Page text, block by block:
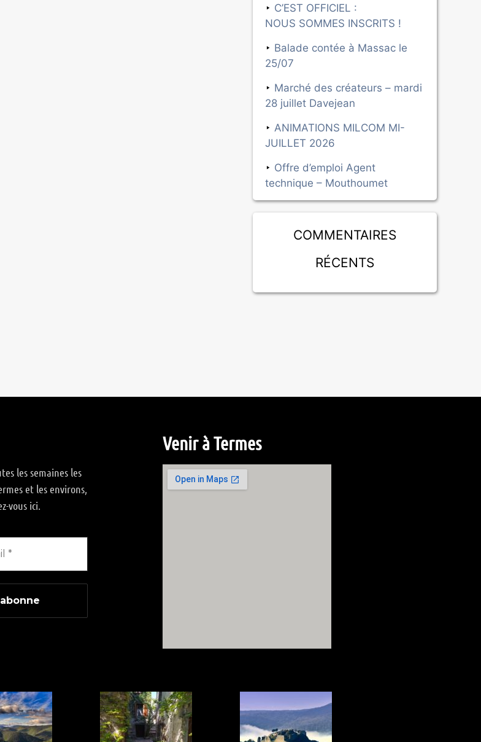
C’EST OFFICIEL :
NOUS SOMMES INSCRITS !
Balade contée à Massac le
25/07
Marché des créateurs – mardi
28 juillet Davejean
ANIMATIONS MILCOM MI-
JUILLET 2026
Offre d’emploi Agent
technique – Mouthoumet
Commentaires
récents
les semaines les
et les environs,
vous ici.
Venir à Termes